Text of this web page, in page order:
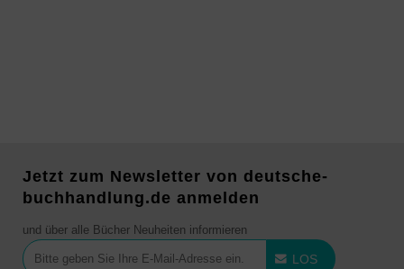
Jetzt zum Newsletter von deutsche-
buchhandlung.de anmelden
und über alle Bücher Neuheiten informieren
LOS